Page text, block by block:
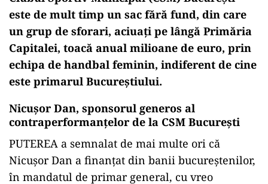
este de mult timp un sac fără fund, din care
un grup de sforari, aciuați pe lângă Primăria
Capitalei, toacă anual milioane de euro, prin
echipa de handbal feminin, indiferent de cine
este primarul Bucureștiului.
Nicușor Dan, sponsorul generos al
contraperformanțelor de la CSM București
PUTEREA a semnalat de mai multe ori că
Nicușor Dan a finanțat din banii bucureștenilor,
în mandatul de primar general, cu vreo